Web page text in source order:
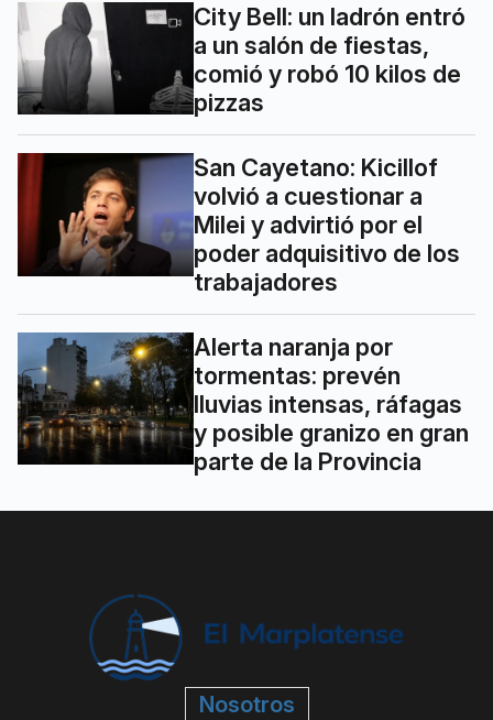
City Bell: un ladrón entró
a un salón de fiestas,
comió y robó 10 kilos de
pizzas
San Cayetano: Kicillof
volvió a cuestionar a
Milei y advirtió por el
poder adquisitivo de los
trabajadores
Alerta naranja por
tormentas: prevén
lluvias intensas, ráfagas
y posible granizo en gran
parte de la Provincia
Nosotros